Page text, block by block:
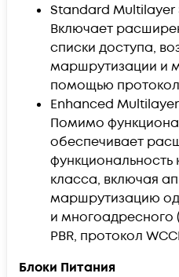
Standard Multilayer
Включает
списки доступа,
маршрутизации и
помощью
Enhanced
Помимо
обеспечивает
функциональность
класса, включая
маршрутизацию
и многоадресного
PBR, протокол
Блоки Питания